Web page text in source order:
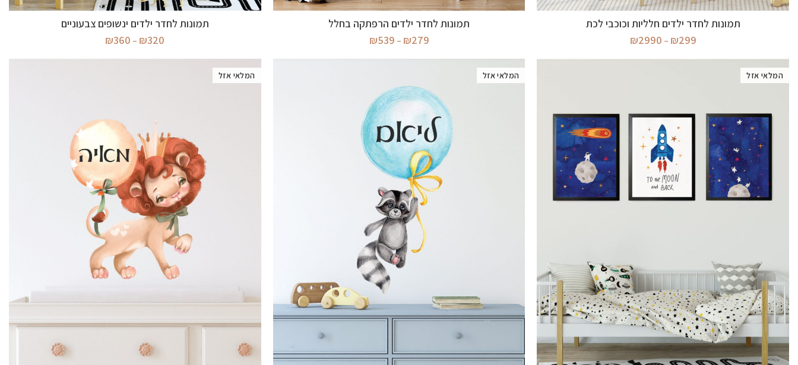
בחר אפשרויות
תמונות לחדר ילדים חלליות וכוכבי לכת
₪299
–
₪2990
⁦₪299⁩
בחר אפשרויות
תמונות לחדר ילדים הרפתקה בחלל
₪279
–
₪539
⁦₪279⁩
בחר אפשרויות
תמונות לחדר ילדים ינשופים צבעוניים
₪320
–
₪360
טווח
⁦₪320⁩
המלאי אזל המלאי אזל המלאי אזל